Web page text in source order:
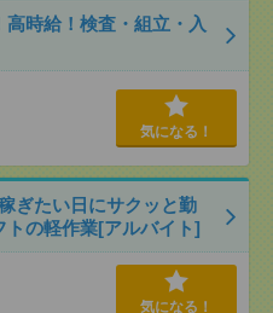
時給！検査・組立・入
気になる！
ぎたい日にサクッと勤
トの軽作業[アルバイト]
気になる！